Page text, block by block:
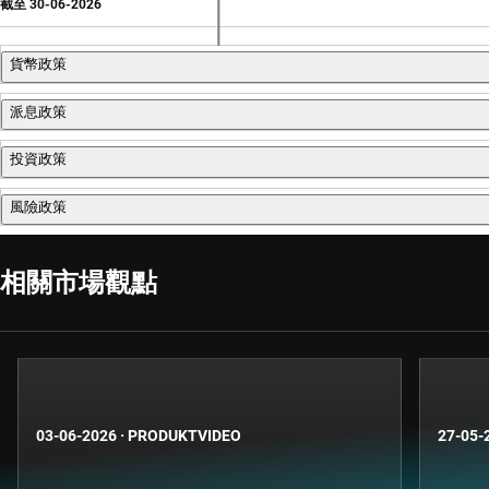
截至 30-06-2026
貨幣政策
Der Fonds kann eine aktive Währungspolitik verfolgen, um
派息政策
Es wird keine Dividende ausgeschüttet. Der Fonds thesauriert
投資政策
Robeco Asia-Pacific Equities ist ein aktiv verwalteter Fonds,
Währungs-Overlays umgesetzt. Stimmrechtsausübung,
normative, auf Aktivitäten oder auf Regionen basierende
風險政策
相關市場觀點
03-06-2026 · PRODUKTVIDEO 27-05-